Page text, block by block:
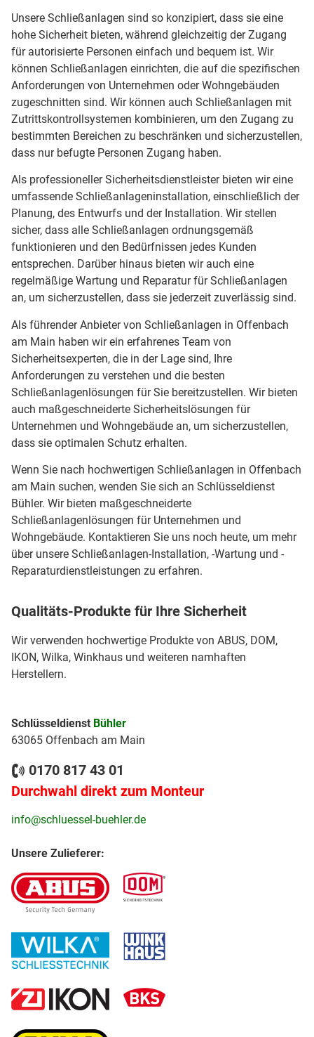
Unsere Schließanlagen sind so konzipiert, dass sie eine
hohe Sicherheit bieten, während gleichzeitig der Zugang
für autorisierte Personen einfach und bequem ist. Wir
können Schließanlagen einrichten, die auf die spezifischen
Anforderungen von Unternehmen oder Wohngebäuden
zugeschnitten sind. Wir können auch Schließanlagen mit
Zutrittskontrollsystemen kombinieren, um den Zugang zu
bestimmten Bereichen zu beschränken und sicherzustellen,
dass nur befugte Personen Zugang haben.
Als professioneller Sicherheitsdienstleister bieten wir eine
umfassende Schließanlageninstallation, einschließlich der
Planung, des Entwurfs und der Installation. Wir stellen
sicher, dass alle Schließanlagen ordnungsgemäß
funktionieren und den Bedürfnissen jedes Kunden
entsprechen. Darüber hinaus bieten wir auch eine
regelmäßige Wartung und Reparatur für Schließanlagen
an, um sicherzustellen, dass sie jederzeit zuverlässig sind.
Als führender Anbieter von Schließanlagen in Offenbach
am Main haben wir ein erfahrenes Team von
Sicherheitsexperten, die in der Lage sind, Ihre
Anforderungen zu verstehen und die besten
Schließanlagenlösungen für Sie bereitzustellen. Wir bieten
auch maßgeschneiderte Sicherheitslösungen für
Unternehmen und Wohngebäude an, um sicherzustellen,
dass sie optimalen Schutz erhalten.
Wenn Sie nach hochwertigen Schließanlagen in Offenbach
am Main suchen, wenden Sie sich an Schlüsseldienst
Bühler. Wir bieten maßgeschneiderte
Schließanlagenlösungen für Unternehmen und
Wohngebäude. Kontaktieren Sie uns noch heute, um mehr
über unsere Schließanlagen-Installation, -Wartung und -
Reparaturdienstleistungen zu erfahren.
Qualitäts-Produkte für Ihre Sicherheit
Wir verwenden hochwertige Produkte von ABUS, DOM,
IKON, Wilka, Winkhaus und weiteren namhaften
Herstellern.
Schlüsseldienst Bühler
63065 Offenbach am Main
0170 817 43 01
Durchwahl direkt zum Monteur
info@schluessel-buehler.de
Unsere Zulieferer: